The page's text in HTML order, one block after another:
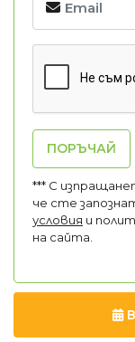
ПОРЪЧАЙ
*** С
че сте
условия и
на сайта.